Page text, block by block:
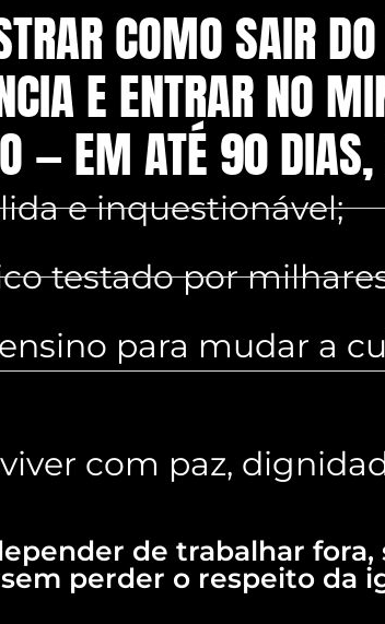
COMO SAIR
E ENTRAR NO
— EM ATÉ 90
e inquestionável;
testado por
para mudar a
com paz,
de trabalhar fora,
perder o respeito da